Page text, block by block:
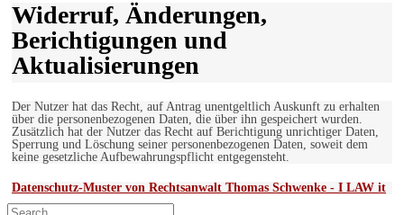
Widerruf, Änderungen,
Berichtigungen und
Aktualisierungen
Der Nutzer hat das Recht, auf Antrag unentgeltlich Auskunft zu erhalten
über die personenbezogenen Daten, die über ihn gespeichert wurden.
Zusätzlich hat der Nutzer das Recht auf Berichtigung unrichtiger Daten,
Sperrung und Löschung seiner personenbezogenen Daten, soweit dem
keine gesetzliche Aufbewahrungspflicht entgegensteht.
Datenschutz-Muster von Rechtsanwalt Thomas Schwenke - I LAW it